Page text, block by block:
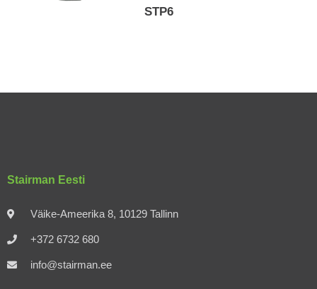
STP6
Stairman Eesti
Väike-Ameerika 8, 10129 Tallinn
+372 6732 680
info@stairman.ee